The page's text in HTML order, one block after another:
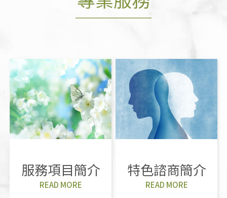
服務項目簡介
READ MORE
特色諮商簡介
READ MORE